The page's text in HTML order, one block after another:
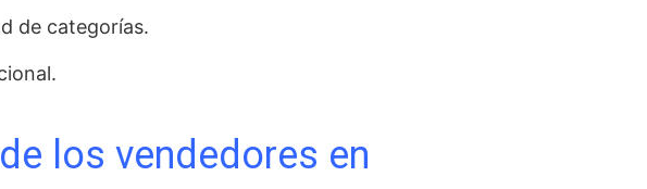
de categorías.
los vendedores en